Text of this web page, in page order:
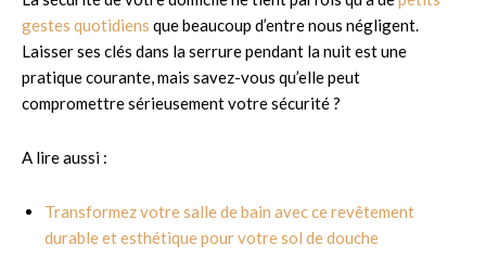
gestes quotidiens que beaucoup d’entre nous négligent.
Laisser ses clés dans la serrure pendant la nuit est une
pratique courante, mais savez-vous qu’elle peut
compromettre sérieusement votre sécurité ?
A lire aussi :
Transformez votre salle de bain avec ce revêtement
durable et esthétique pour votre sol de douche